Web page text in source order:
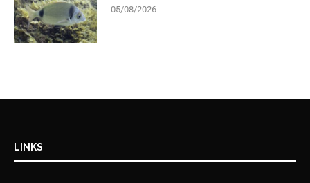
05/08/2026
LINKS